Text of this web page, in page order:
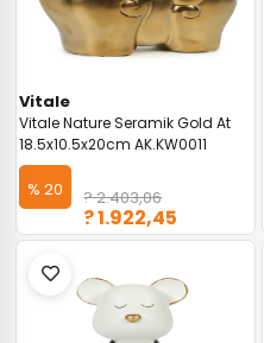
Vitale
Vitale Nature Seramik Gold At
18.5x10.5x20cm AK.KW0011
% 20 ? 2.403,06
? 1.922,45